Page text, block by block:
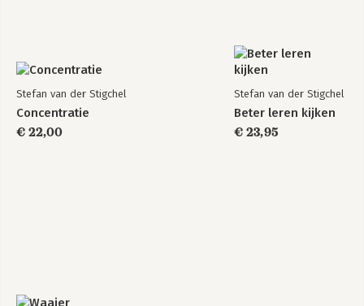
Stefan van der Stigchel
Concentratie
€ 22,00
Stefan van der Stigchel
Beter leren kijken
€ 23,95